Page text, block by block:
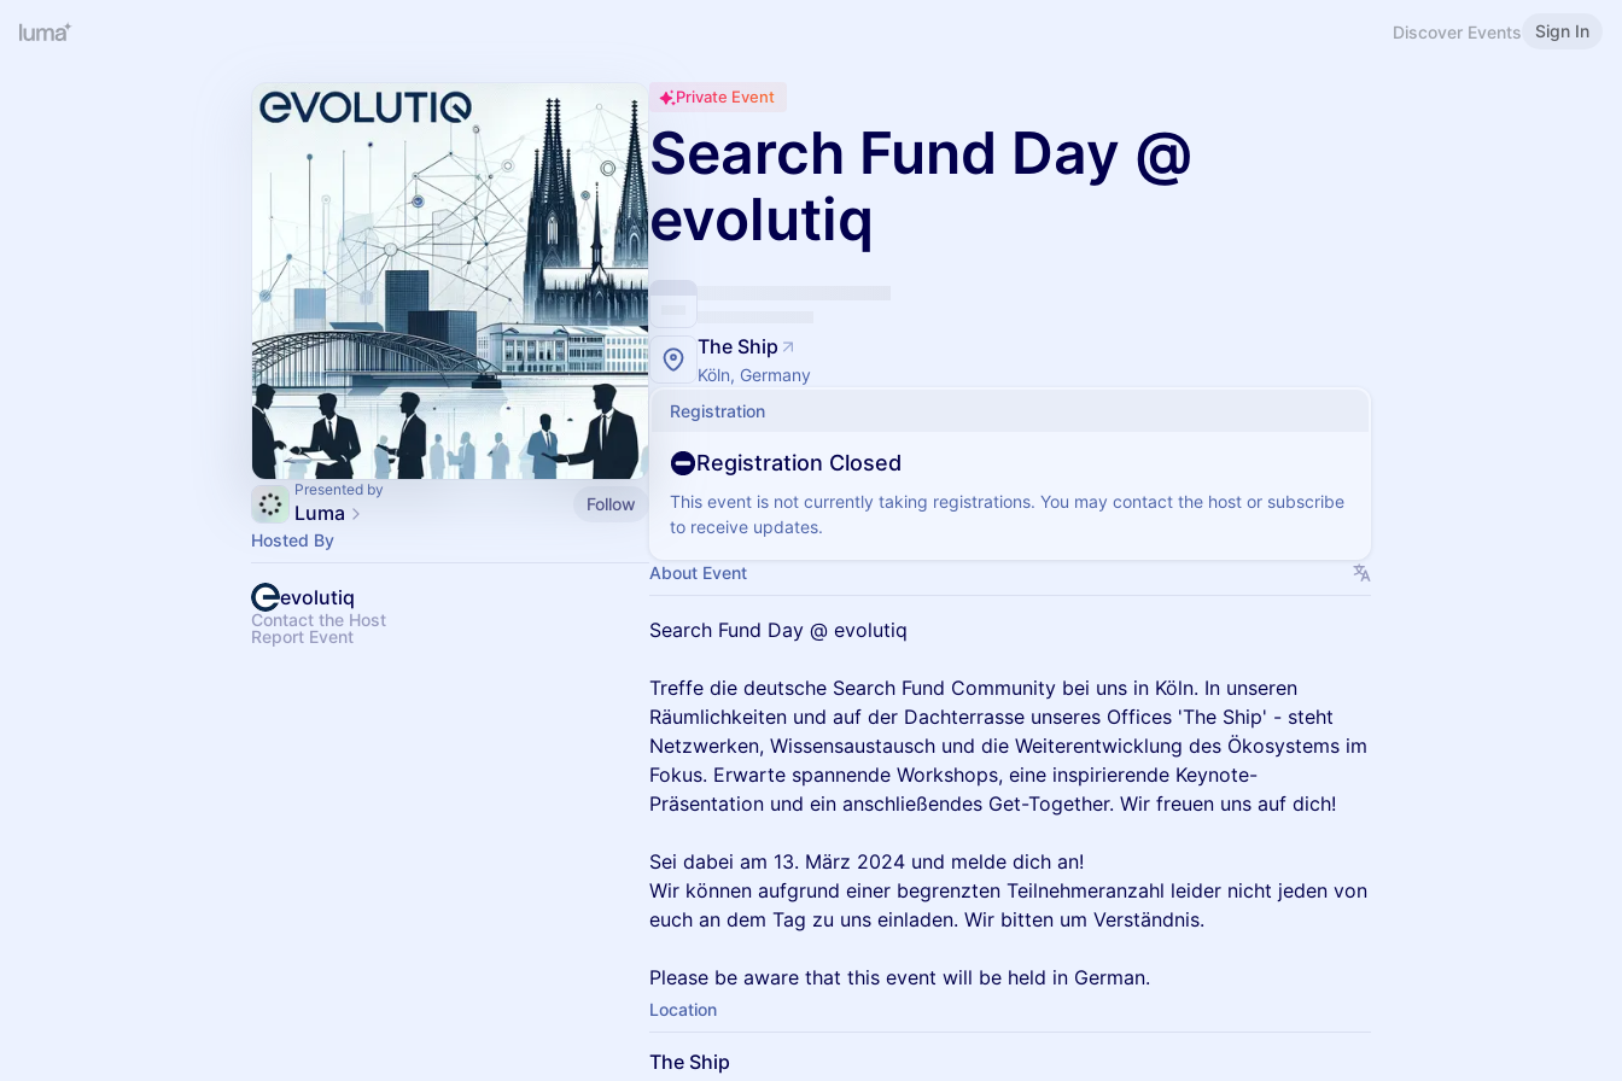
Discover Events Sign In
Presented by
Luma
Follow
Hosted By
evolutiq
Contact the Host
Report Event
Private Event
Search Fund Day @
evolutiq
The Ship
Köln, Germany
Registration
Registration Closed
This event is not currently taking registrations. You may contact the host or subscribe
to receive updates.
About Event
Search Fund Day @ evolutiq
Treffe die deutsche Search Fund Community bei uns in Köln. In unseren
Räumlichkeiten und auf der Dachterrasse unseres Offices 'The Ship' - steht
Netzwerken, Wissensaustausch und die Weiterentwicklung des Ökosystems im
Fokus. Erwarte spannende Workshops, eine inspirierende Keynote-
Präsentation und ein anschließendes Get-Together. Wir freuen uns auf dich!
Sei dabei am 13. März 2024 und melde dich an!
Wir können aufgrund einer begrenzten Teilnehmeranzahl leider nicht jeden von
euch an dem Tag zu uns einladen. Wir bitten um Verständnis.
Please be aware that this event will be held in German.
Location
The Ship